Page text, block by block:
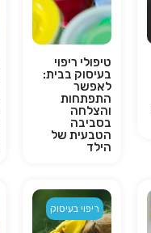
טיפולי ריפוי
בעיסוק בבית:
לאפשר
התפתחות
והצלחה
בסביבה
הטבעית של
הילד
ריפוי בעיסוק